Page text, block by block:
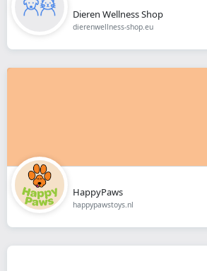
Dieren Wellness Shop
dierenwellness-shop.eu
HappyPaws
happypawstoys.nl